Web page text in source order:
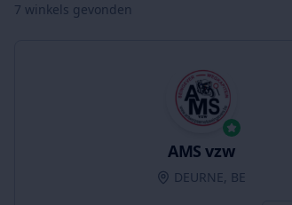
7 winkels gevonden
AMS vzw
DEURNE, BE